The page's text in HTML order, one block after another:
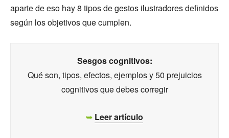
aparte de eso hay 8 tipos de gestos ilustradores definidos
según los objetivos que cumplen.
Sesgos cognitivos:
Qué son, tipos, efectos, ejemplos y 50 prejuicios
cognitivos que debes corregir
➥ Leer artículo